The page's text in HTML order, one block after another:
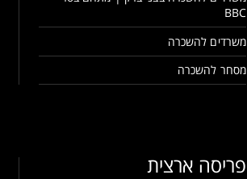
BBC
משרדים להשכרה
מסחר להשכרה
פריסה ארצית